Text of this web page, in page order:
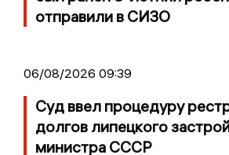
отправили в СИЗО
06/08/2026 09:39
Суд ввел процедуру
долгов липецкого
министра СССР